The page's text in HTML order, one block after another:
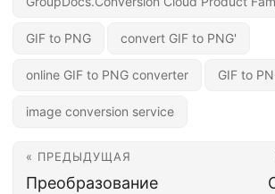
GIF to PNG convert GIF to PNG'
online GIF to PNG converter GIF to
image conversion service
« ПРЕДЫДУЩАЯ
Преобразование